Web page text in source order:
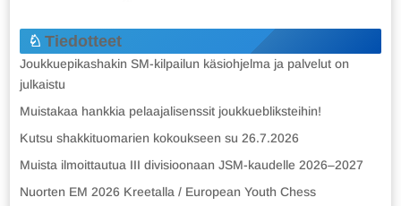
Tiedotteet
Joukkuepikashakin SM-kilpailun käsiohjelma ja palvelut on
julkaistu
Muistakaa hankkia pelaajalisenssit joukkuebliksteihin!
Kutsu shakkituomarien kokoukseen su 26.7.2026
Muista ilmoittautua III divisioonaan JSM-kaudelle 2026–2027
Nuorten EM 2026 Kreetalla / European Youth Chess